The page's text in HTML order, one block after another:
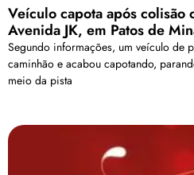
Veículo capota após colisão
Avenida JK, em Patos de
Segundo informações, um veículo de
caminhão e acabou capotando,
meio da pista